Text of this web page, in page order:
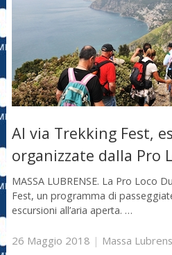
Al via Trekking Fest,
organizzate dalla Pro
MASSA LUBRENSE. La Pro Loco
Fest, un programma di
escursioni all’aria aperta. …
26 Maggio 2018 | Massa